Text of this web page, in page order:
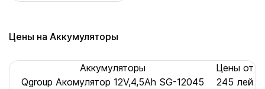
Цены на Аккумуляторы
Аккумуляторы
Цены от
Qgroup Акомулятор 12V,4,5Ah SG-12045
245 лей